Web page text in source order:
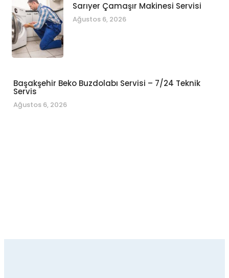
Sarıyer Çamaşır Makinesi Servisi
Ağustos 6, 2026
Başakşehir Beko Buzdolabı Servisi – 7/24 Teknik
Servis
Ağustos 6, 2026